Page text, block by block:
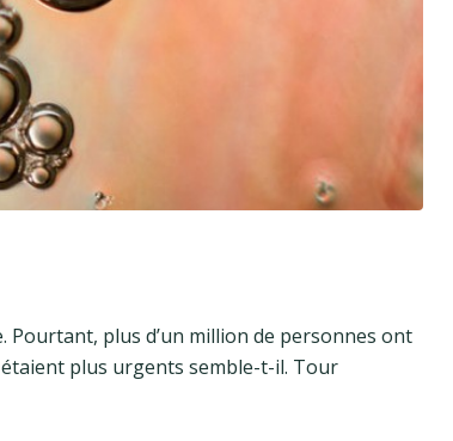
Pourtant, plus d’un million de personnes ont
étaient plus urgents semble-t-il. Tour